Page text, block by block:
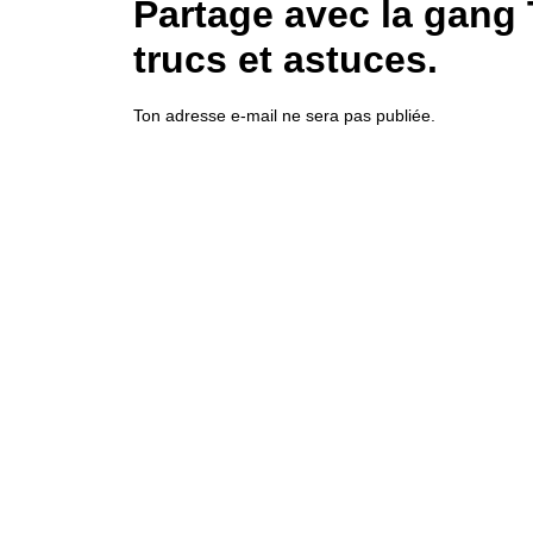
Partage avec la gang
trucs et astuces.